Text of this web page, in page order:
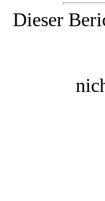
Dieser